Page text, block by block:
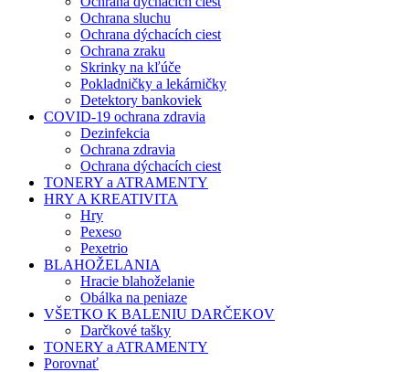
Ochrana sluchu
Ochrana dýchacích ciest
Ochrana zraku
Skrinky na kľúče
Pokladničky a lekárničky
Detektory bankoviek
COVID-19 ochrana zdravia
Dezinfekcia
Ochrana zdravia
Ochrana dýchacích ciest
TONERY a ATRAMENTY
HRY A KREATIVITA
Hry
Pexeso
Pexetrio
BLAHOŽELANIA
Hracie blahoželanie
Obálka na peniaze
VŠETKO K BALENIU DARČEKOV
Darčkové tašky
TONERY a ATRAMENTY
Porovnať